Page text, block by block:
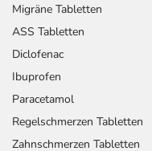
Migräne Tabletten
ASS Tabletten
Diclofenac
Ibuprofen
Paracetamol
Regelschmerzen Tabletten
Zahnschmerzen Tabletten